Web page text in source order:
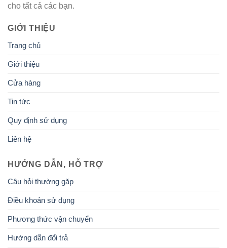
cho tất cả các bạn.
GIỚI THIỆU
Trang chủ
Giới thiệu
Cửa hàng
Tin tức
Quy định sử dụng
Liên hệ
HƯỚNG DẪN, HỖ TRỢ
Câu hỏi thường gặp
Điều khoản sử dụng
Phương thức vận chuyển
Hướng dẫn đổi trả